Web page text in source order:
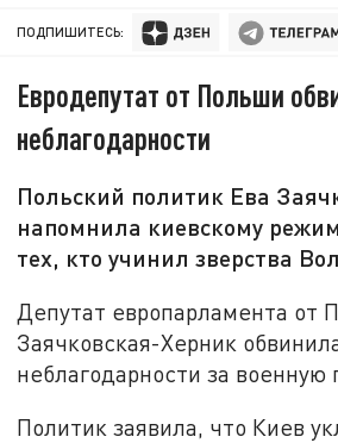
ПОДПИШИТЕСЬ:
Евродепутат от Польши
неблагодарности
Польский политик Ева
напомнила киевскому
тех, кто учинил зверства
Депутат европарламента от
Заячковская-Херник
неблагодарности за военную
Политик заявила, что Киев